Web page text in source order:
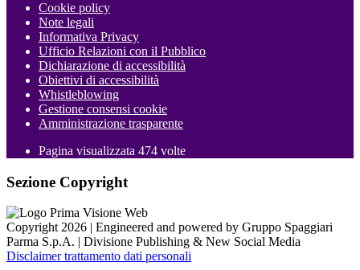
Cookie policy
Note legali
Informativa Privacy
Ufficio Relazioni con il Pubblico
Dichiarazione di accessibilità
Obiettivi di accessibilità
Whistleblowing
Gestione consensi cookie
Amministrazione trasparente
Pagina visualizzata 474 volte
Sezione Copyright
Copyright 2026 | Engineered and powered by Gruppo Spaggiari
Parma S.p.A. | Divisione Publishing & New Social Media
Disclaimer trattamento dati personali